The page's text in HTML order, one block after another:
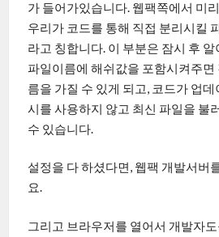
가 들어가있습니다. 웹팩쪽에서 미
우리가 코드를 통해 직접 분리시킬
라고 칭합니다. 이 부분은 잠시 후
파일이름에 해쉬값을 포함시켜주면
름을 가질 수 있게 되고, 코드가 업
시를 사용하지 않고 최신 파일을 불
수 있습니다.
설정을 다 하셨다면, 웹팩 개발서버
요.
그리고 브라우저를 열어서 개발자